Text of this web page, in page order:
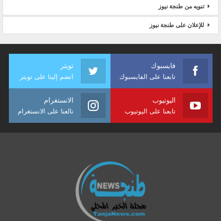
تنويه من طنجة نيوز
للإعلان على طنجة نيوز
فايسبوك
تابعنا على الفايسبوك
تويتر
انضم إلينا على تويتر
اليوتيوب
تابعنا على اليوتيوب
الانستغرام
تالعنا على الانستغرام